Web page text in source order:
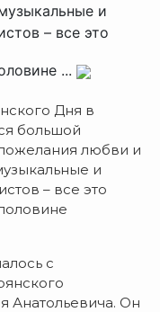
и
– все это
...
Дня в
большой
любви и
и
– все это
с
Анатольевича. Он